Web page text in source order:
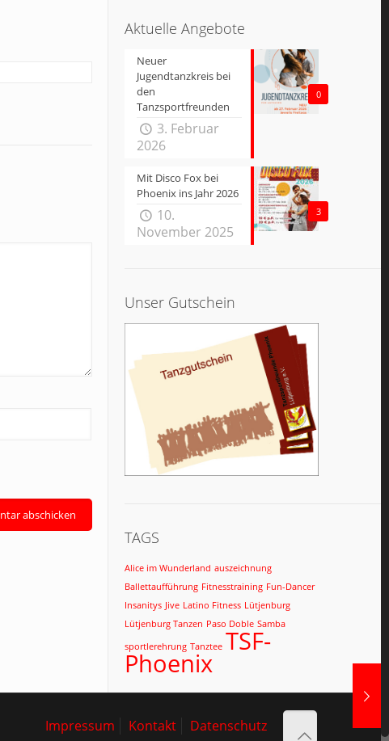
Aktuelle Angebote
0
Neuer
Jugendtanzkreis bei
den
Tanzsportfreunden
3. Februar
2026
3
Mit Disco Fox bei
Phoenix ins Jahr 2026
10.
November 2025
Unser Gutschein
TAGS
Alice im Wunderland auszeichnung
Ballettaufführung Fitnesstraining Fun-Dancer
Insanitys Jive Latino Fitness Lütjenburg
Lütjenburg Tanzen Paso Doble Samba
sportlerehrung Tanztee TSF-
Phoenix
Impressum Kontakt Datenschutz